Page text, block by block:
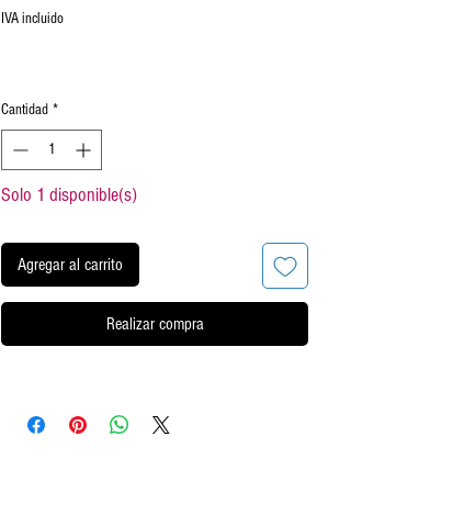
IVA incluido
Cantidad *
Solo 1 disponible(s)
Agregar al carrito
Realizar compra